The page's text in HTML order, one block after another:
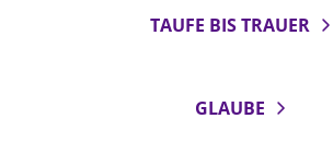
TAUFE BIS TRAUER
GLAUBE